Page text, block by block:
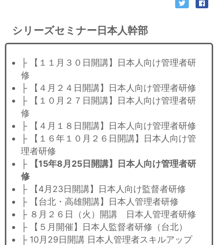
シリーズセミナー日本人幹部
├ 【１１月３０日開講】日本人向け管理者研
修
├ 【４月２４日開講】日本人向け管理者研修
├ 【１０月２７日開講】日本人向け管理者研
修
├ 【４月１８日開講】日本人向け管理者研修
├ 【１６年１０月２６日開講】日本人向け管
理者研修
├
【15年8月25日開講】日本人向け管理者研
修
├ 【4月23日開講】日本人向け監督者研修
├ 【台北・高雄開講】日本人管理者研修
├ ８月２６日（火）開講 日本人管理者研修
├ 【５月開催】日本人監督者研修（台北）
├ 10月29日開講 日本人管理者スキルアップ